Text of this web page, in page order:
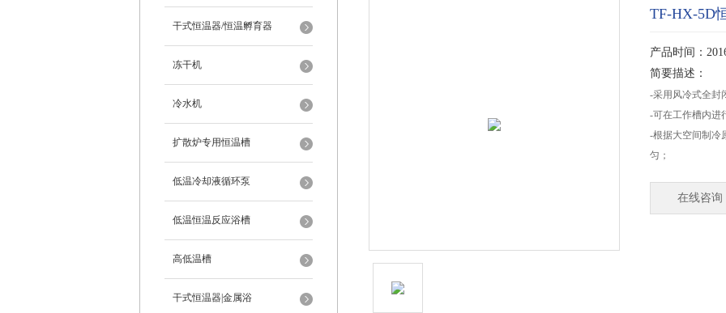
干式恒温器/恒温孵育器
冻干机
冷水机
扩散炉专用恒温槽
低温冷却液循环泵
低温恒温反应浴槽
高低温槽
干式恒温器|金属浴
TF-HX-5D
产品时间：
简要描述：
-采用风冷式全封
-可在工作槽内进
-根据大空间制冷
匀；
在线咨询